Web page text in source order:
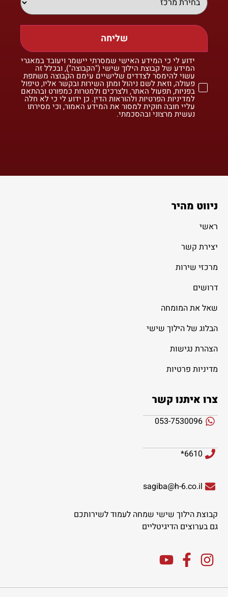
שליחה
ידוע לי כי המידע האישי שמסרתי יישמר ויעובד במאגרי
המידע של קבוצת הילוך שישי ("הקבוצה"), ובכלל זה
עשוי להימסר לצדדים שלישיים עימם הקבוצה משתפת
פעולה, וזאת לשם ניהול ומתן השירות ובקשר אליו, טיפול
בפניות, תפעול האתר, ולצרכים ולמטרות כמפורט ובהתאם
למדיניות הפרטיות ולהוראות הדין. כן ידוע לי כי לא חלה
עליי חובה חוקית למסור את המידע האמור, וכי מסירתו
נעשית מרצוני ובהסכמתי.
ניווט מהיר
ראשי
יצירת קשר
מרכזי שירות
דרושים
שאל את המומחה
הבלוג של הילוך שישי
הצהרת נגישות
מדיניות פרטיות
צרו איתנו קשר
053-7530096
6610*
sagiba@h-6.co.il
קבוצת הילוך שישי שמחה לעמוד לשירותכם
גם בערוצים הדיגיטליים